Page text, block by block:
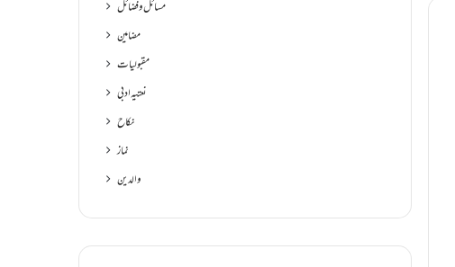
مسائل و فضائل
مضامین
مقبولیات
نعتیہ ادبی
نکاح
نماز
والدین